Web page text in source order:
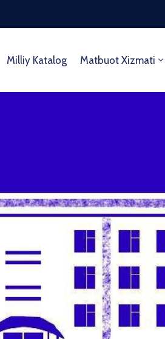
Milliy Katalog Matbuot Xizmati